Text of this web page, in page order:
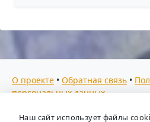
О проекте • Обратная связь •
персональных данных
Мы собираем отзывы,
Наш сайт использует файлы